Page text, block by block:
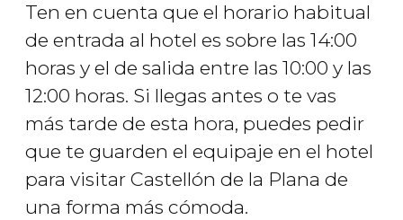
Ten en cuenta que el horario habitual
de entrada al hotel es sobre las 14:00
horas y el de salida entre las 10:00 y las
12:00 horas. Si llegas antes o te vas
más tarde de esta hora, puedes pedir
que te guarden el equipaje en el hotel
para visitar Castellón de la Plana de
una forma más cómoda.